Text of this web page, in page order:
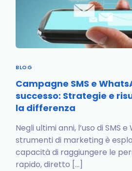
BLOG
Campagne SMS e
successo: Strategie e
la differenza
Negli ultimi anni, l’uso di SMS
strumenti di marketing è
capacità di raggiungere le
rapido, diretto […]